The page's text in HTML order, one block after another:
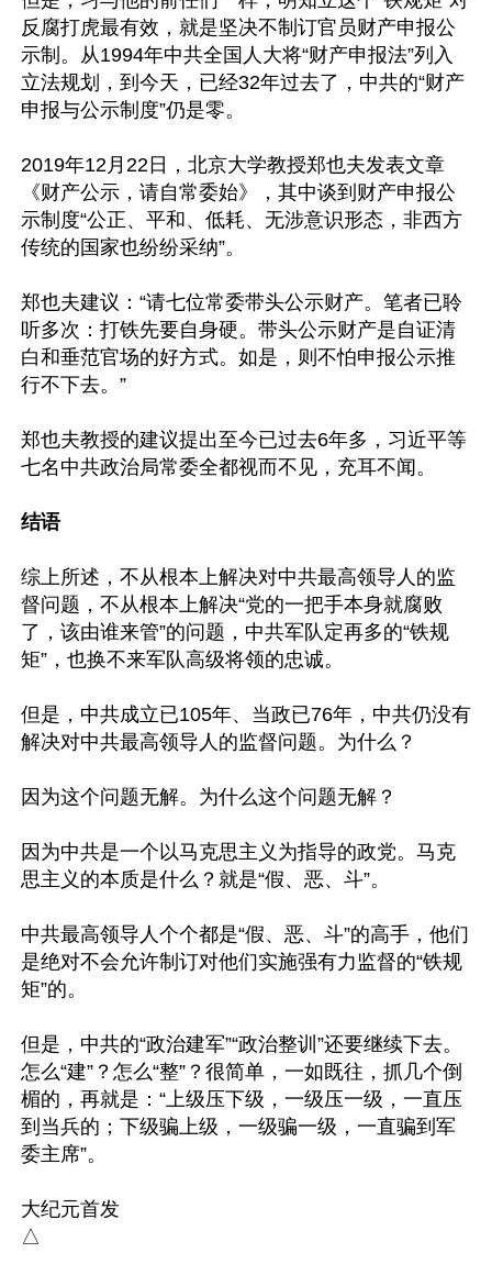
反腐打虎最有效，就是坚决不制订官员财产申报公
示制。从1994年中共全国人大将“财产申报法”列入
立法规划，到今天，已经32年过去了，中共的“财产
申报与公示制度”仍是零。
2019年12月22日，北京大学教授郑也夫发表文章
《财产公示，请自常委始》，其中谈到财产申报公
示制度“公正、平和、低耗、无涉意识形态，非西方
传统的国家也纷纷采纳”。
郑也夫建议：“请七位常委带头公示财产。笔者已聆
听多次：打铁先要自身硬。带头公示财产是自证清
白和垂范官场的好方式。如是，则不怕申报公示推
行不下去。”
郑也夫教授的建议提出至今已过去6年多，习近平等
七名中共政治局常委全都视而不见，充耳不闻。
结语
综上所述，不从根本上解决对中共最高领导人的监
督问题，不从根本上解决“党的一把手本身就腐败
了，该由谁来管”的问题，中共军队定再多的“铁规
矩”，也换不来军队高级将领的忠诚。
但是，中共成立已105年、当政已76年，中共仍没有
解决对中共最高领导人的监督问题。为什么？
因为这个问题无解。为什么这个问题无解？
因为中共是一个以马克思主义为指导的政党。马克
思主义的本质是什么？就是“假、恶、斗”。
中共最高领导人个个都是“假、恶、斗”的高手，他们
是绝对不会允许制订对他们实施强有力监督的“铁规
矩”的。
但是，中共的“政治建军”“政治整训”还要继续下去。
怎么“建”？怎么“整”？很简单，一如既往，抓几个倒
楣的，再就是：“上级压下级，一级压一级，一直压
到当兵的；下级骗上级，一级骗一级，一直骗到军
委主席”。
大纪元首发